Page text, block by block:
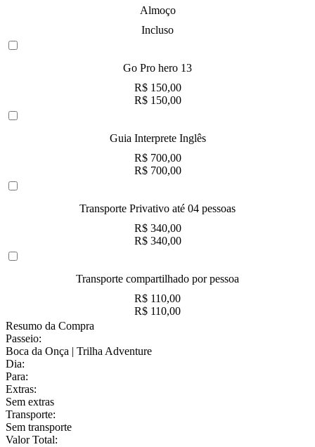
Almoço
Incluso
Go Pro hero 13
R$ 150,00
R$ 150,00
Guia Interprete Inglês
R$ 700,00
R$ 700,00
Transporte Privativo até 04 pessoas
R$ 340,00
R$ 340,00
Transporte compartilhado por pessoa
R$ 110,00
R$ 110,00
Resumo da Compra
Passeio:
Boca da Onça | Trilha Adventure
Dia:
Para:
Extras:
Sem extras
Transporte:
Sem transporte
Valor Total: